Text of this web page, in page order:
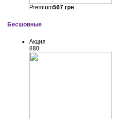
Premium567грн
Бесшовные
Акция
880